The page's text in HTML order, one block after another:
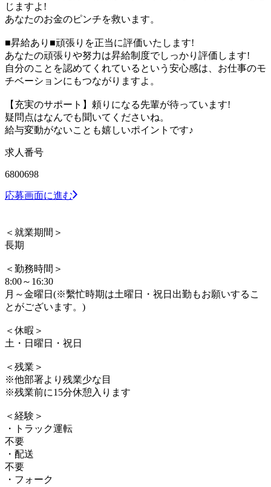
じますよ!
あなたのお金のピンチを救います。
■昇給あり■頑張りを正当に評価いたします!
あなたの頑張りや努力は昇給制度でしっかり評価します!
自分のことを認めてくれているという安心感は、お仕事のモ
チベーションにもつながりますよ。
【充実のサポート】頼りになる先輩が待っています!
疑問点はなんでも聞いてくださいね。
給与変動がないことも嬉しいポイントです♪
求人番号
6800698
応募画面に進む
＜就業期間＞
長期
＜勤務時間＞
8:00～16:30
月～金曜日(※繫忙時期は土曜日・祝日出勤もお願いするこ
とがございます。)
＜休暇＞
土・日曜日・祝日
＜残業＞
※他部署より残業少な目
※残業前に15分休憩入ります
＜経験＞
・トラック運転
不要
・配送
不要
・フォーク